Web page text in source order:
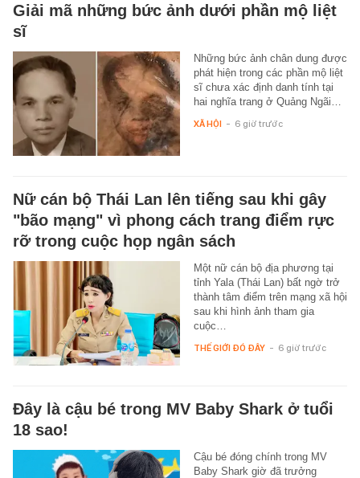
Giải mã những bức ảnh dưới phần mộ liệt
sĩ
Những bức ảnh chân dung được
phát hiện trong các phần mộ liệt
sĩ chưa xác định danh tính tại
hai nghĩa trang ở Quảng Ngãi…
XÃ HỘI - 6 giờ trước
Nữ cán bộ Thái Lan lên tiếng sau khi gây
"bão mạng" vì phong cách trang điểm rực
rỡ trong cuộc họp ngân sách
Một nữ cán bộ địa phương tại
tỉnh Yala (Thái Lan) bất ngờ trở
thành tâm điểm trên mạng xã hội
sau khi hình ảnh tham gia
cuộc…
THẾ GIỚI ĐÓ ĐÂY - 6 giờ trước
Đây là cậu bé trong MV Baby Shark ở tuổi
18 sao!
Cậu bé đóng chính trong MV
Baby Shark giờ đã trưởng